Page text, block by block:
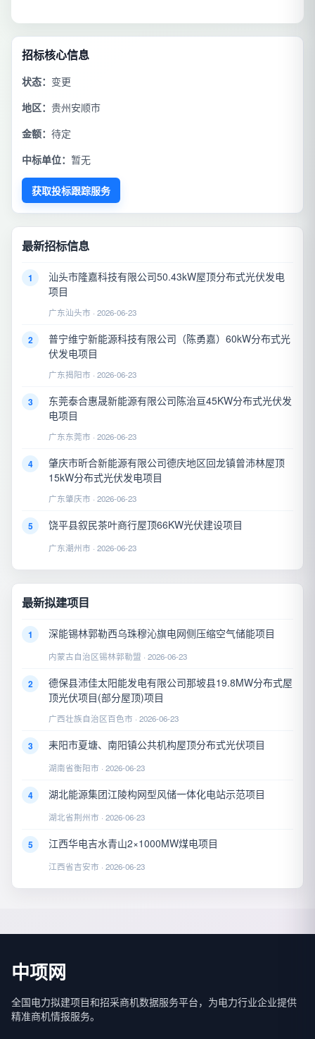
招标核心信息
状态： 变更
地区： 贵州安顺市
金额： 待定
中标单位： 暂无
获取投标跟踪服务
最新招标信息
1
汕头市隆嘉科技有限公司50.43kW屋顶分布式光伏发电
项目
广东汕头市 · 2026-06-23
2
普宁维宁新能源科技有限公司（陈勇嘉）60kW分布式光
伏发电项目
广东揭阳市 · 2026-06-23
3
东莞泰合惠晟新能源有限公司陈治亘45KW分布式光伏发
电项目
广东东莞市 · 2026-06-23
4
肇庆市昕合新能源有限公司德庆地区回龙镇曾沛林屋顶
15kW分布式光伏发电项目
广东肇庆市 · 2026-06-23
5 饶平县叙民茶叶商行屋顶66KW光伏建设项目
广东潮州市 · 2026-06-23
最新拟建项目
1 深能锡林郭勒西乌珠穆沁旗电网侧压缩空气储能项目
内蒙古自治区锡林郭勒盟 · 2026-06-23
2
德保县沛佳太阳能发电有限公司那坡县19.8MW分布式屋
顶光伏项目(部分屋顶)项目
广西壮族自治区百色市 · 2026-06-23
3 耒阳市夏塘、南阳镇公共机构屋顶分布式光伏项目
湖南省衡阳市 · 2026-06-23
4 湖北能源集团江陵构网型风储一体化电站示范项目
湖北省荆州市 · 2026-06-23
5 江西华电吉水青山2×1000MW煤电项目
江西省吉安市 · 2026-06-23
中项网
全国电力拟建项目和招采商机数据服务平台，为电力行业企业提供
精准商机情报服务。